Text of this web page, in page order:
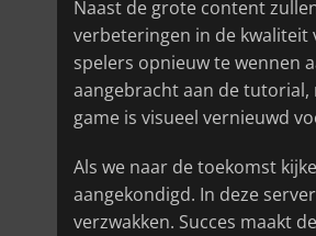
Naast de grote content
verbeteringen in de
spelers opnieuw te wennen
aangebracht aan de
game is visueel vernieuwd
Als we naar de toekomst
aangekondigd. In deze
verzwakken. Succes maakt